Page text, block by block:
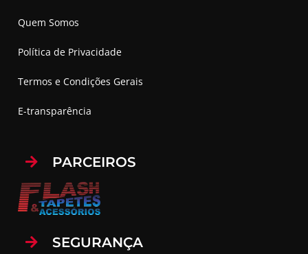
Quem Somos
Política de Privacidade
Termos e Condições Gerais
E-transparência
PARCEIROS
SEGURANÇA